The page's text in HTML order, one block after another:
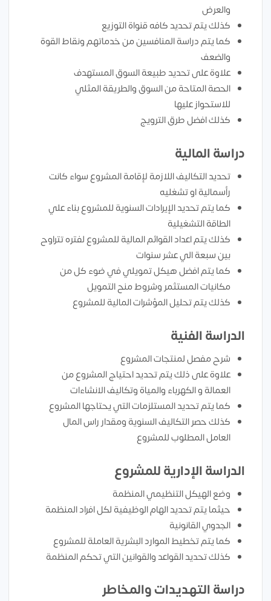
والعرض
كذلك يتم تحديد كافه قنواة التوزيع
كما يتم دراسة المنافسين من خدماتهم ونقاط القوة
والضعف
علاوة على تحديد طبيعة السوق المستهدف
الحصة المتاحة من السوق والطريقة المثلي
للاستحواز عليها
كذلك افضل طرق الترويج
دراسة المالية
تحديد التكاليف اللازمة لإقامة المشروع سواء كانت
رأسمالية او تشغليه
كما يتم تحديد الإيرادات السنوية للمشروع بناء علي
الطاقة التشغيلية
كذلك يتم اعداد القوائم المالية للمشروع لفتره تتراوح
بين سبعة الي عشر سنوات
كما يتم افضل هيكل تمويلي في ضوء كل من
مكانيات المستثمر وشروط منح التمويل
كذلك يتم تحليل المؤشرات المالية للمشروع
الدراسة الفنية
شرح مفصل لمنتجات المشروع
علاوة على ذلك يتم تحديد احتياج المشروع من
العمالة و الكهرباء والمياة وتكاليف الانشاءات
كما يتم تحديد المستلزمات التي يحتاجها المشروع
كذلك حصر التكاليف السنوية ومقدار راس المال
العامل المطلوب للمشروع
الدراسة الإدارية للمشروع
وضع الهيكل التنظيمي المنظمة
حيثما يتم تحديد الهام الوظيفية لكل افراد المنظمة
الجدوي القانونية
كما يتم تخطيط الموارد البشرية العاملة للمشروع
كذلك تحديد القواعد والقوانين التي تحكم المنظمة
دراسة التهديدات والمخاطر